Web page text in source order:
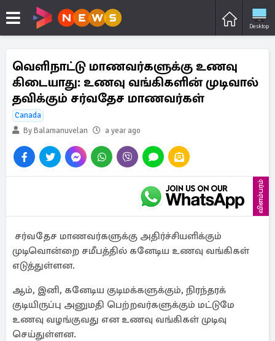
Desktop
வெளிநாட்டு மாணவர்களுக்கு உணவு
கிடையாது: உணவு வங்கிகளின் முடிவால்
தவிக்கும் சர்வதேச மாணவர்கள்
Canada
By Balamanuvelan
a year ago
விளம்பரம்
சர்வதேச மாணவர்களுக்கு அதிர்ச்சியளிக்கும்
முடிவொன்றை சமீபத்தில் கனேடிய உணவு வங்கிகள்
எடுத்துள்ளன.
ஆம், இனி, கனேடிய குடிமக்களுக்கும், நிரந்தரக்
குடியிருப்பு அனுமதி பெற்றவர்களுக்கும் மட்டுமே
உணவு வழங்குவது என உணவு வங்கிகள் முடிவு
செய்துள்ளன.